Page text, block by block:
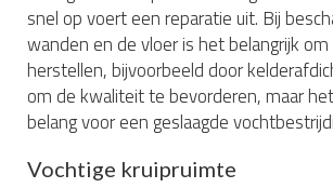
snel op voert een reparatie uit. Bij
wanden en de vloer is het belangrijk
herstellen, bijvoorbeeld door
om de kwaliteit te bevorderen, maar
belang voor een geslaagde
Vochtige kruipruimte